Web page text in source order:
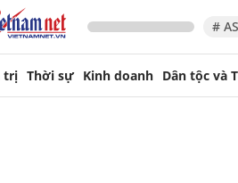
#
trị Thời sự Kinh doanh Dân tộc và